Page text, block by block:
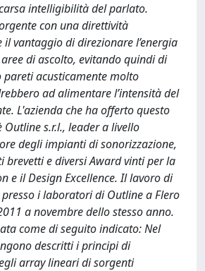
intelligibilità del parlato.
con una direttività
vantaggio di direzionare l’energia
di ascolto, evitando quindi di
pareti acusticamente molto
ad alimentare l’intensità del
L'azienda che ha offerto questo
s.r.l., leader a livello
degli impianti di sonorizzazione,
brevetti e diversi Award vinti per la
e il Design Excellence. Il lavoro di
i laboratori di Outline a Flero
a novembre dello stesso anno.
come di seguito indicato: Nel
descritti i principi di
array lineari di sorgenti